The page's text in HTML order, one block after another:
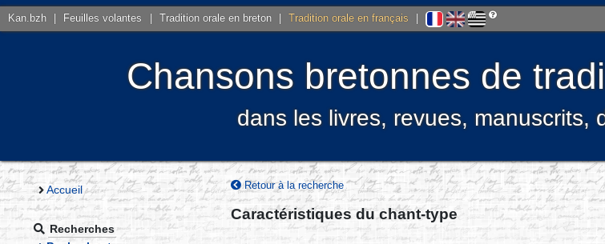
Kan.bzh Feuilles volantes Tradition orale en breton Tradition orale en français
Chansons bretonnes de
dans les livres, revues, manuscrits,
Accueil
Recherches
Retour à la recherche
Caractéristiques du chant-type